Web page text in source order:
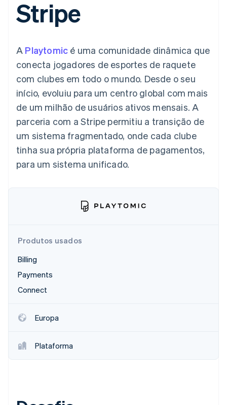
Formas de
pagamento
Acesso a mais
Terminal
Pagamentos
presenciais
Authorization
Otimizações
de aceitação
Checkout
acelerado
Connections
Dados de
personalizados
Data Pipeline
Sincronização
de dados
Prevenção de fraudes
Atlas
Identity
Veja como a Stripe está construindo a infraestrutura
Marketplaces
Gestão dos valores
Plataformas
Por setor
Empresas de IA
Economia de criadores
Jogos
Hospitalidade, viagens
e lazer
Seguros
Mídia e entretenimento
lucrativos
Setor público
Gerenciar assinaturas
Ofereça cobrança por
uso
stablecoins
Provisione e gerencie
serviços com agentes
Recursos
Integrações de
aplicativos
Exemplos de códigos
Blog de
desenvolvedores
Plano de ação do
produto
Carreiras
Sala de imprensa
Stripe Press
Contato
Fale com a equipe de
vendas
Seja um parceiro
Stripe
A Playtomic é uma comunidade dinâmica que
conecta jogadores de esportes de raquete
com clubes em todo o mundo. Desde o seu
início, evoluiu para um centro global com mais
de um milhão de usuários ativos mensais. A
parceria com a Stripe permitiu a transição de
um sistema fragmentado, onde cada clube
tinha sua própria plataforma de pagamentos,
para um sistema unificado.
Produtos usados
Billing
Payments
Connect
Europa
Plataforma